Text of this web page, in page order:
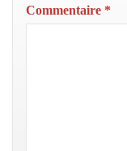
Commentaire *